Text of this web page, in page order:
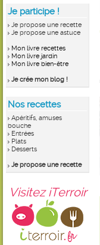
Je participe !
Je propose une recette
Je propose une astuce
Mon livre recettes
Mon livre jardin
Mon livre bien-être
Je crée mon blog !
Nos recettes
Apéritifs, amuses
bouche
Entrées
Plats
Desserts
Je propose une recette
Visitez iTerroir